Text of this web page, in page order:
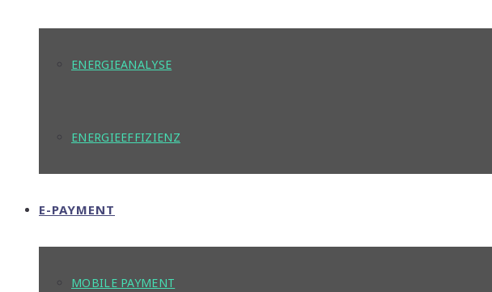
ENERGIEANALYSE
ENERGIEEFFIZIENZ
E-PAYMENT
MOBILE PAYMENT